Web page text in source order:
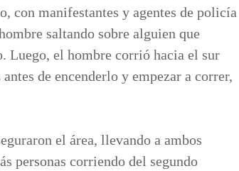
con manifestantes y agentes de policía
saltando sobre alguien que
Luego, el hombre corrió hacia el sur
de encenderlo y empezar a correr,
el área, llevando a ambos
personas corriendo del segundo